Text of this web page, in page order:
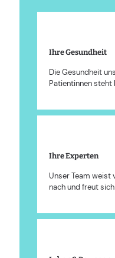
Ihre Gesundheit
Die Gesundheit
Patientinnen steht
Ihre Experten
Unser Team weist
nach und freut sich